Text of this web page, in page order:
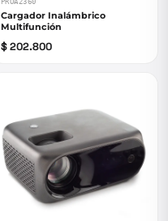
PROA2360
Cargador Inalámbrico
Multifunción
$ 202.800